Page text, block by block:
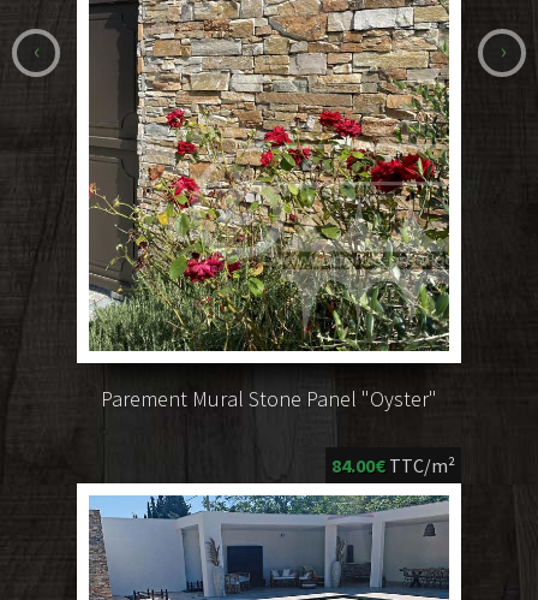
Parement Mural Stone Panel "Oyster"
84.00€ TTC/m²
‹ ›